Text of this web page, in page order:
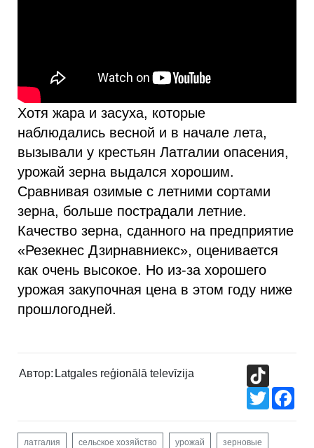
Хотя жара и засуха, которые
наблюдались весной и в начале лета,
вызывали у крестьян Латгалии опасения,
урожай зерна выдался хорошим.
Сравнивая озимые с летними сортами
зерна, больше пострадали летние.
Качество зерна, сданного на предприятие
«Резекнес Дзирнавниекс», оценивается
как очень высокое. Но из-за хорошего
урожая закупочная цена в этом году ниже
прошлогодней.
Автор: Latgales reģionālā televīzija
Twitter
латгалия сельское хозяйство урожай зерновые